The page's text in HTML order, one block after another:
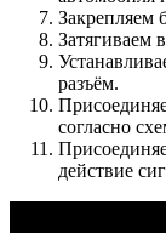
Закрепляем
Затягиваем
разъём.
согласно
действие